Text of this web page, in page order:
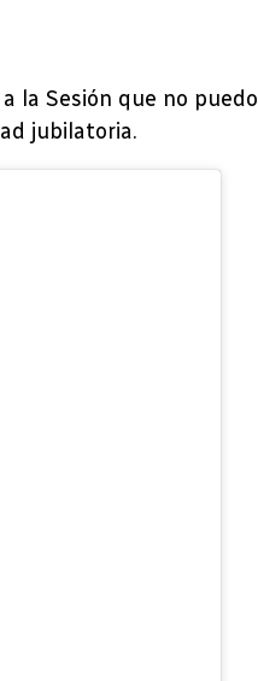
la Sesión que no puedo
jubilatoria.